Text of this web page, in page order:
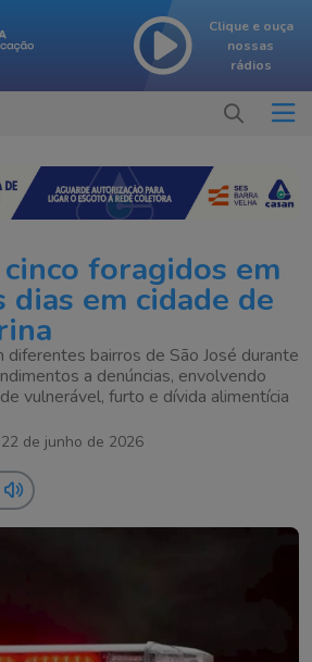
Clique e ouça
nossas
rádios
foragidos em
dias em cidade de
diferentes bairros de São José durante
a denúncias, envolvendo
vulnerável, furto e dívida alimentícia
de junho de 2026